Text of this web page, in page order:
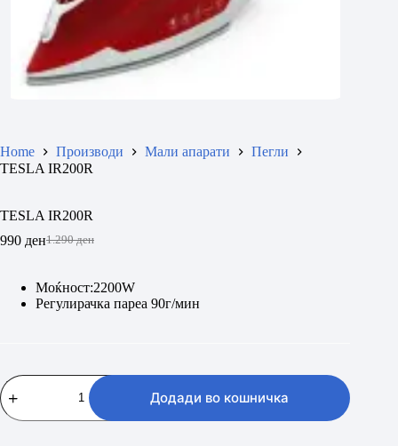
Home Производи Мали апарати
Пегли
TESLA IR200R
TESLA IR200R
1.290ден
Original
was:
1.290 ден.
990 денCurrent
990 ден.
Моќност:2200W
Регулирачка пареа 90г/мин
TESLA
IR200R
количина
Додади во кошничка